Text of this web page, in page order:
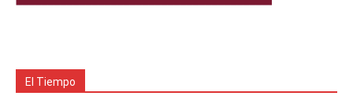
El Tiempo